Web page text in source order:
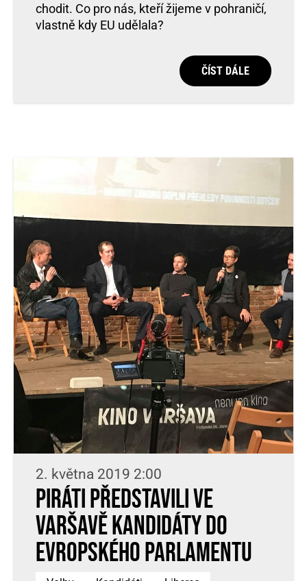
chodit. Co pro nás, kteří žijeme v pohraničí,
vlastně kdy EU udělala?
ČÍST DÁLE
2. května 2019 2:00
Piráti představili ve
Varšavě kandidáty do
Evropského parlamentu